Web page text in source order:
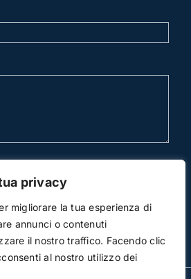
privacy
migliorare la tua esperienza di
annunci o contenuti
il nostro traffico. Facendo clic
al nostro utilizzo dei